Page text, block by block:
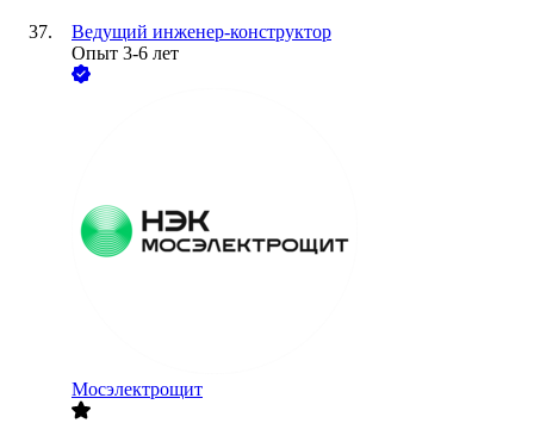
Ведущий инженер-конструктор
Опыт 3-6 лет
Мосэлектрощит